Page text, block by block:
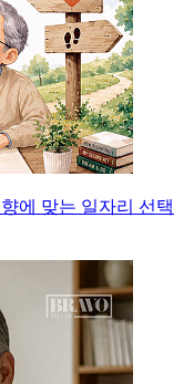
에 맞는 일자리 선택